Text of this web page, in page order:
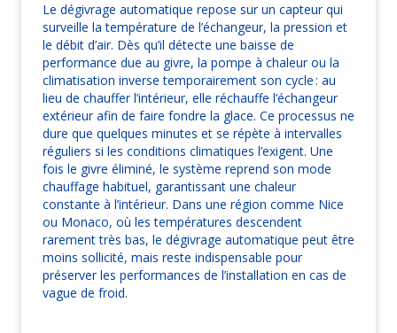
Le dégivrage automatique repose sur un capteur qui
surveille la température de l’échangeur, la pression et
le débit d’air. Dès qu’il détecte une baisse de
performance due au givre, la pompe à chaleur ou la
climatisation inverse temporairement son cycle : au
lieu de chauffer l’intérieur, elle réchauffe l’échangeur
extérieur afin de faire fondre la glace. Ce processus ne
dure que quelques minutes et se répète à intervalles
réguliers si les conditions climatiques l’exigent. Une
fois le givre éliminé, le système reprend son mode
chauffage habituel, garantissant une chaleur
constante à l’intérieur. Dans une région comme Nice
ou Monaco, où les températures descendent
rarement très bas, le dégivrage automatique peut être
moins sollicité, mais reste indispensable pour
préserver les performances de l’installation en cas de
vague de froid.